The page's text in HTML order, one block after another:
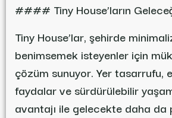
#### Tiny House’ların
Tiny House’lar, şehirde
benimsemek isteyenler için
çözüm sunuyor. Yer tasarrufu,
faydalar ve sürdürülebilir
avantajı ile gelecekte daha da